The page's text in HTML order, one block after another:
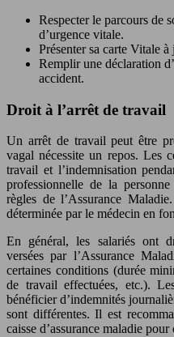
Respecter le parcours de
d’urgence vitale.
Présenter sa carte Vitale à
Remplir une déclaration
accident.
Droit à l’arrêt de travail
Un arrêt de travail peut être
vagal nécessite un repos. Les
travail et l’indemnisation
professionnelle de la
règles de l’Assurance
déterminée par le médecin en
En général, les salariés ont
versées par l’Assurance
certaines conditions (durée
de travail effectuées, etc.).
bénéficier d’indemnités
sont différentes. Il est
caisse d’assurance maladie